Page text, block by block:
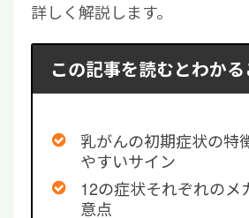
詳しく解説します。
この記事を読むとわかる
乳がんの初期症状の特
やすいサイン
12の症状それぞれのメ
意点